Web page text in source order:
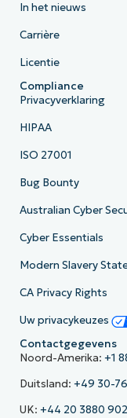
In het nieuws
Carrière
Licentie
Compliance
Privacyverklaring
HIPAA
ISO 27001
Bug Bounty
Australian Cyber
Cyber Essentials
Modern Slavery
CA Privacy Rights
Uw privacykeuzes
Contactgegevens
Noord-Amerika: +1
Duitsland: +49 30-
UK: +44 20 3880